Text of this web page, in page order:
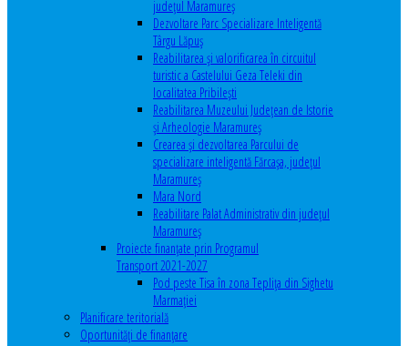
județul Maramureș
Dezvoltare Parc Specializare Inteligentă
Târgu Lăpuș
Reabilitarea și valorificarea în circuitul
turistic a Castelului Geza Teleki din
localitatea Pribilești
Reabilitarea Muzeului Județean de Istorie
și Arheologie Maramureș
Crearea și dezvoltarea Parcului de
specializare inteligentă Fărcașa, județul
Maramureș
Mara Nord
Reabilitare Palat Administrativ din județul
Maramureș
Proiecte finanțate prin Programul
Transport 2021-2027
Pod peste Tisa în zona Teplița din Sighetu
Marmației
Planificare teritorială
Oportunităţi de finanţare